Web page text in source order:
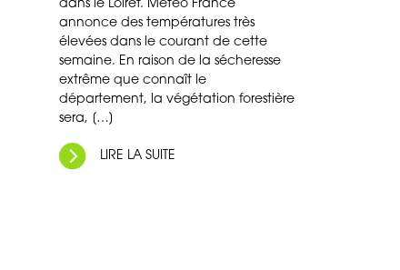
dans le Loiret. Météo France
annonce des températures très
élevées dans le courant de cette
semaine. En raison de la sécheresse
extrême que connaît le
département, la végétation forestière
sera, […]
LIRE LA SUITE